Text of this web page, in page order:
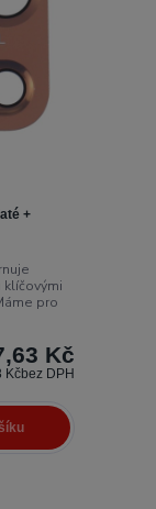
+
klíčovými
pro
Kč
Kčbez DPH